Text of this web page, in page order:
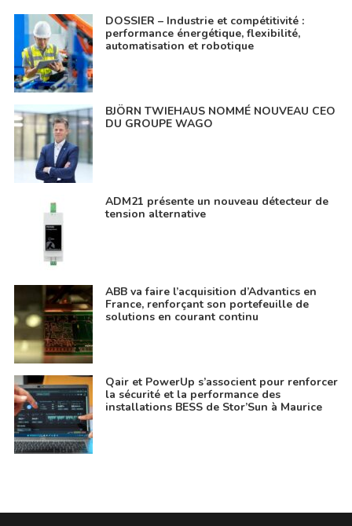
DOSSIER – Industrie et compétitivité :
performance énergétique, flexibilité,
automatisation et robotique
BJÖRN TWIEHAUS NOMMÉ NOUVEAU CEO
DU GROUPE WAGO
ADM21 présente un nouveau détecteur de
tension alternative
ABB va faire l’acquisition d’Advantics en
France, renforçant son portefeuille de
solutions en courant continu
Qair et PowerUp s’associent pour renforcer
la sécurité et la performance des
installations BESS de Stor’Sun à Maurice